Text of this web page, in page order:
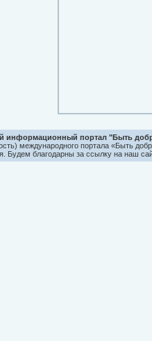
информационный портал "Быть
международного портала «Быть
Будем благодарны за ссылку на наш